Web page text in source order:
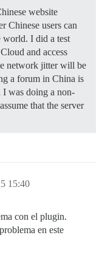
website
Chinese users can
world. I did a test
and access
network jitter will be
a forum in China is
I was doing a non-
that the server
15:40
con el plugin.
en este